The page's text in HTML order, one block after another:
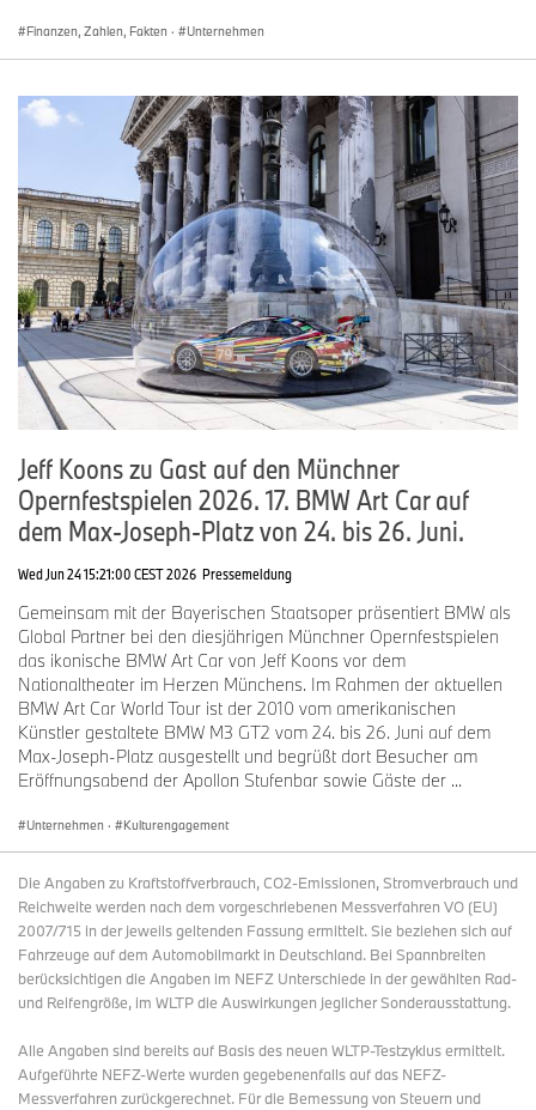
Finanzen, Zahlen, Fakten · Unternehmen
Jeff Koons zu Gast auf den Münchner
Opernfestspielen 2026. 17. BMW Art Car auf
dem Max-Joseph-Platz von 24. bis 26. Juni.
Wed Jun 24 15:21:00 CEST 2026 Pressemeldung
Gemeinsam mit der Bayerischen Staatsoper präsentiert BMW als
Global Partner bei den diesjährigen Münchner Opernfestspielen
das ikonische BMW Art Car von Jeff Koons vor dem
Nationaltheater im Herzen Münchens. Im Rahmen der aktuellen
BMW Art Car World Tour ist der 2010 vom amerikanischen
Künstler gestaltete BMW M3 GT2 vom 24. bis 26. Juni auf dem
Max-Joseph-Platz ausgestellt und begrüßt dort Besucher am
Eröffnungsabend der Apollon Stufenbar sowie Gäste der ...
Unternehmen · Kulturengagement
Die Angaben zu Kraftstoffverbrauch, CO2-Emissionen, Stromverbrauch und
Reichweite werden nach dem vorgeschriebenen Messverfahren VO (EU)
2007/715 in der jeweils geltenden Fassung ermittelt. Sie beziehen sich auf
Fahrzeuge auf dem Automobilmarkt in Deutschland. Bei Spannbreiten
berücksichtigen die Angaben im NEFZ Unterschiede in der gewählten Rad-
und Reifengröße, im WLTP die Auswirkungen jeglicher Sonderausstattung.
Alle Angaben sind bereits auf Basis des neuen WLTP-Testzyklus ermittelt.
Aufgeführte NEFZ-Werte wurden gegebenenfalls auf das NEFZ-
Messverfahren zurückgerechnet. Für die Bemessung von Steuern und